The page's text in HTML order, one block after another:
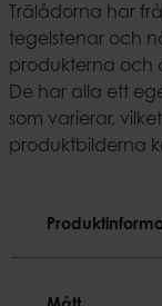
Trälådorna har
tegelstenar och
produkterna och
De har alla ett
som varierar,
produktbilderna